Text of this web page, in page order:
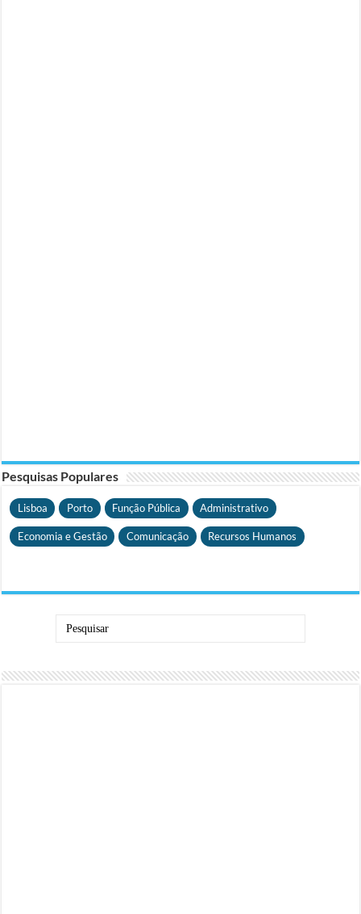
Pesquisas Populares
Lisboa Porto Função Pública Administrativo
Economia e Gestão Comunicação Recursos Humanos